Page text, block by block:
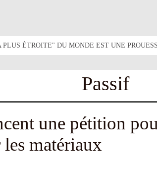
ÉTROITE" DU MONDE EST UNE
Passif
une pétition
matériaux